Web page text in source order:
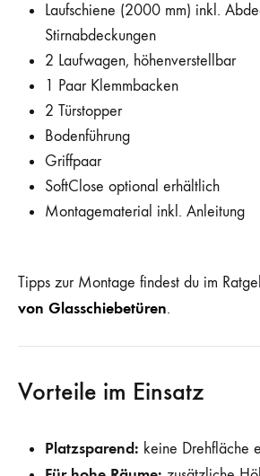
Laufschiene (2000 mm) inkl.
Stirnabdeckungen
2 Laufwagen, höhenverstellbar
1 Paar Klemmbacken
2 Türstopper
Bodenführung
Griffpaar
SoftClose optional erhältlich
Montagematerial inkl. Anleitung
Tipps zur Montage findest du im
von Glasschiebetüren.
Vorteile im Einsatz
Platzsparend: keine Drehfläche